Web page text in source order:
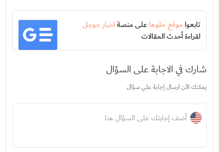
تابعواموقع حلوهاعلى منصةاخبار جوجل
لقراءة أحدث المقالات
شارك في الاجابة على السؤال
يمكنك الآن ارسال إجابة علي سؤال
أضف إجابتك على السؤال هنا